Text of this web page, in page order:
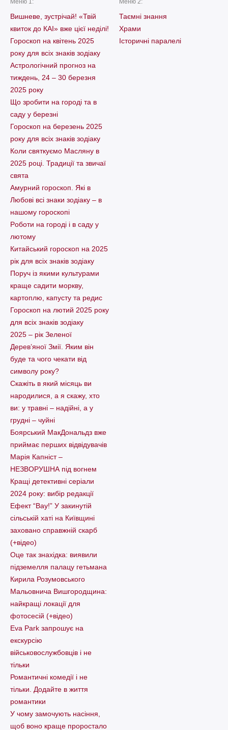
Меню 1:
Вишневе, зустрічай! «Твій
квиток до КАІ» вже цієї неділі!
Гороскоп на квітень 2025
року для всіх знаків зодіаку
Астрологічний прогноз на
тиждень, 24 – 30 березня
2025 року
Що зробити на городі та в
саду у березні
Гороскоп на березень 2025
року для всіх знаків зодіаку
Коли святкуємо Масляну в
2025 році. Традиції та звичаї
свята
Амурний гороскоп. Які в
Любові всі знаки зодіаку – в
нашому гороскопі
Pоботи на городі і в саду у
лютому
Китайський гороскоп на 2025
рік для всіх знаків зодіаку
Поруч із якими культурами
краще садити моркву,
картоплю, капусту та редис
Гороскоп на лютий 2025 року
для всіх знаків зодіаку
2025 – рік Зеленої
Дерев’яної Змії. Яким він
буде та чого чекати від
символу року?
Скажіть в який місяць ви
народилися, а я скажу, хто
ви: у травні – надійні, а у
грудні – чуйні
Боярський МакДональдз вже
приймає перших відвідувачів
Марія Капніст –
НЕЗВОРУШНА під вогнем
Кращі детективні серіали
2024 року: вибір редакції
Ефект “Вау!” У закинутій
сільській хаті на Київщині
заховано справжній скарб
(+відео)
Оце так знахідка: виявили
підземелля палацу гетьмана
Кирила Розумовського
Мальовнича Вишгородщина:
найкращі локації для
фотосесій (+відео)
Eva Park запрошує на
екскурсію
військовослужбовців і не
тільки
Романтичні комедії і не
тільки. Додайте в життя
романтики
У чому замочують насіння,
щоб воно краще проростало
Меню 2:
Таємні знання
Храми
Історичні паралелі